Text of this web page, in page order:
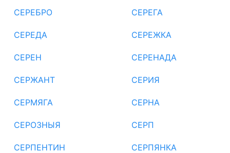
СЕРЕБРО СЕРЕГА
СЕРЕДА СЕРЕЖКА
СЕРЕН СЕРЕНАДА
СЕРЖАНТ СЕРИЯ
СЕРМЯГА СЕРНА
СЕРОЗНЫЯ СЕРП
СЕРПЕНТИН СЕРПЯНКА